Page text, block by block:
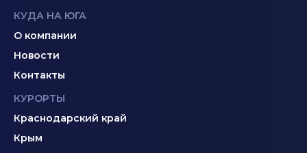
КУДА НА ЮГА
О компании
Новости
Контакты
КУРОРТЫ
Краснодарский край
Крым